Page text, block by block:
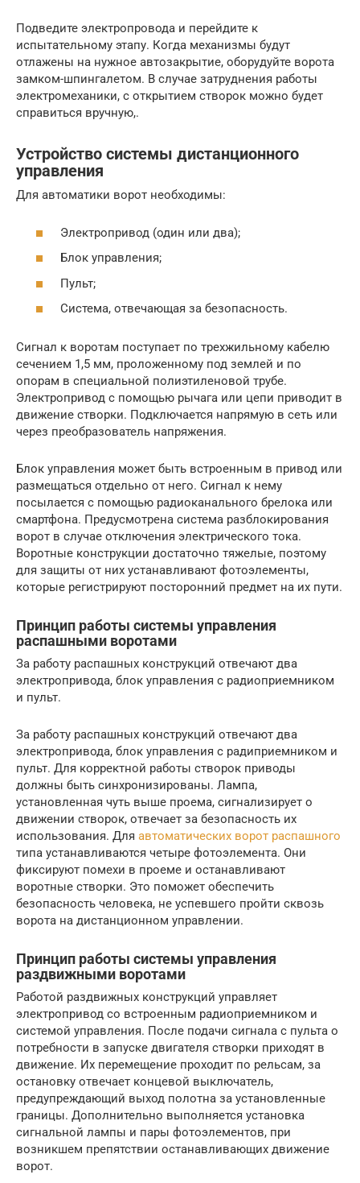
Подведите электропровода и перейдите к
испытательному этапу. Когда механизмы будут
отлажены на нужное автозакрытие, оборудуйте ворота
замком-шпингалетом. В случае затруднения работы
электромеханики, с открытием створок можно будет
справиться вручную,.
Устройство системы дистанционного
управления
Для автоматики ворот необходимы:
Электропривод (один или два);
Блок управления;
Пульт;
Система, отвечающая за безопасность.
Сигнал к воротам поступает по трехжильному кабелю
сечением 1,5 мм, проложенному под землей и по
опорам в специальной полиэтиленовой трубе.
Электропривод с помощью рычага или цепи приводит в
движение створки. Подключается напрямую в сеть или
через преобразователь напряжения.
Блок управления может быть встроенным в привод или
размещаться отдельно от него. Сигнал к нему
посылается с помощью радиоканального брелока или
смартфона. Предусмотрена система разблокирования
ворот в случае отключения электрического тока.
Воротные конструкции достаточно тяжелые, поэтому
для защиты от них устанавливают фотоэлементы,
которые регистрируют посторонний предмет на их пути.
Принцип работы системы управления
распашными воротами
За работу распашных конструкций отвечают два
электропривода, блок управления с радиоприемником
и пульт.
За работу распашных конструкций отвечают два
электропривода, блок управления с радиприемником и
пульт. Для корректной работы створок приводы
должны быть синхронизированы. Лампа,
установленная чуть выше проема, сигнализирует о
движении створок, отвечает за безопасность их
использования. Для автоматических ворот распашного
типа устанавливаются четыре фотоэлемента. Они
фиксируют помехи в проеме и останавливают
воротные створки. Это поможет обеспечить
безопасность человека, не успевшего пройти сквозь
ворота на дистанционном управлении.
Принцип работы системы управления
раздвижными воротами
Работой раздвижных конструкций управляет
электропривод со встроенным радиоприемником и
системой управления. После подачи сигнала с пульта о
потребности в запуске двигателя створки приходят в
движение. Их перемещение проходит по рельсам, за
остановку отвечает концевой выключатель,
предупреждающий выход полотна за установленные
границы. Дополнительно выполняется установка
сигнальной лампы и пары фотоэлементов, при
возникшем препятствии останавливающих движение
ворот.